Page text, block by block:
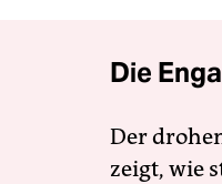
Die
Der
zeigt, wie